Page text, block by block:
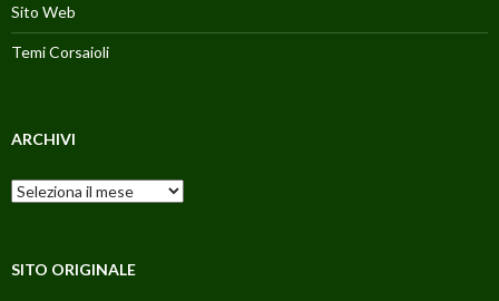
Sito Web
Temi Corsaioli
ARCHIVI
Archivi
SITO ORIGINALE